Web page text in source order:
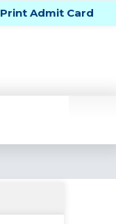
Print Admit Card